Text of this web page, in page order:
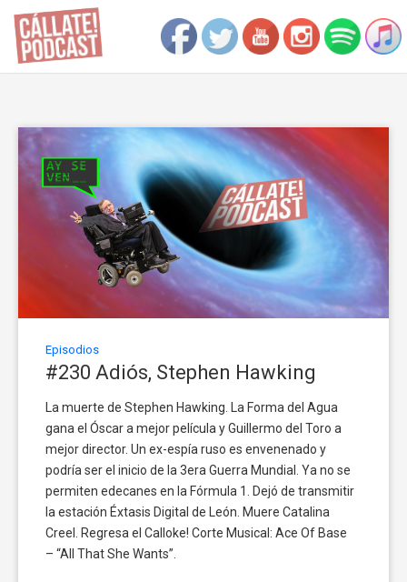
Episodios
#230 Adiós, Stephen Hawking
La muerte de Stephen Hawking. La Forma del Agua
gana el Óscar a mejor película y Guillermo del Toro a
mejor director. Un ex-espía ruso es envenenado y
podría ser el inicio de la 3era Guerra Mundial. Ya no se
permiten edecanes en la Fórmula 1. Dejó de transmitir
la estación Éxtasis Digital de León. Muere Catalina
Creel. Regresa el Calloke! Corte Musical: Ace Of Base
– “All That She Wants”.